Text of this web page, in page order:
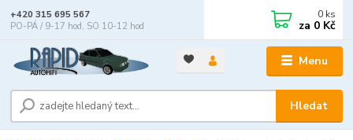
Menu
Hledat
+420 315 695 567
PO-PÁ / 9-17 hod, SO 10-12 hod
0 ks
za 0 Kč